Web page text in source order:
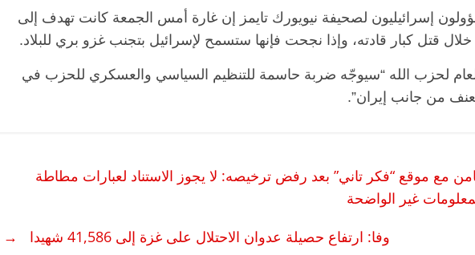
إسرائيليون لصحيفة نيويورك تايمز إن غارة أمس الجمعة كانت تهدف إلى
قتل كبار قادته، وإذا نجحت فإنها ستسمح لإسرائيل بتجنب غزو بري للبلاد.
العام لحزب الله “سيوجّه ضربة حاسمة للتنظيم السياسي والعسكري للحزب في
من جانب إيران”.
مع موقع “فكر تاني” بعد رفض ترخيصه: لا يجوز الاستناد لعبارات مطاطة
غير الواضحة
وفا: ارتفاع حصيلة عدوان الاحتلال على غزة إلى 41,586 شهيدا
→
الرئيسية مصر ناس وناس
مقعد شاغر على مائدة الإفطار.. يحيى
حسين عبدالهادي فارس مقاومة
الخصخصة الذي دافع عن المال العام
(بروفايل)
مصر ناس وناس
رحيله.. د. نور فرحات فقيه
دافع عن قضايا الوطن وانحاز